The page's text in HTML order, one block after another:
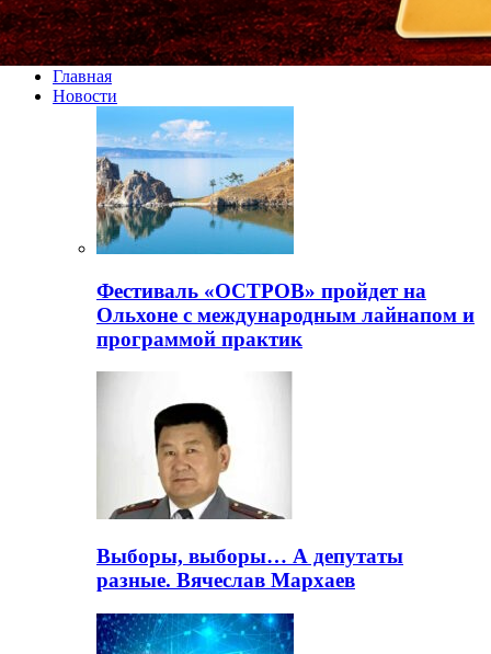
Главная
Новости
Фестиваль «ОСТРОВ» пройдет на
Ольхоне с международным лайнапом и
программой практик
Выборы, выборы… А депутаты
разные. Вячеслав Мархаев